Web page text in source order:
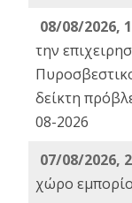
08/08/2026,
την
δείκτη
08-2026
07/08/2026,
χώρο